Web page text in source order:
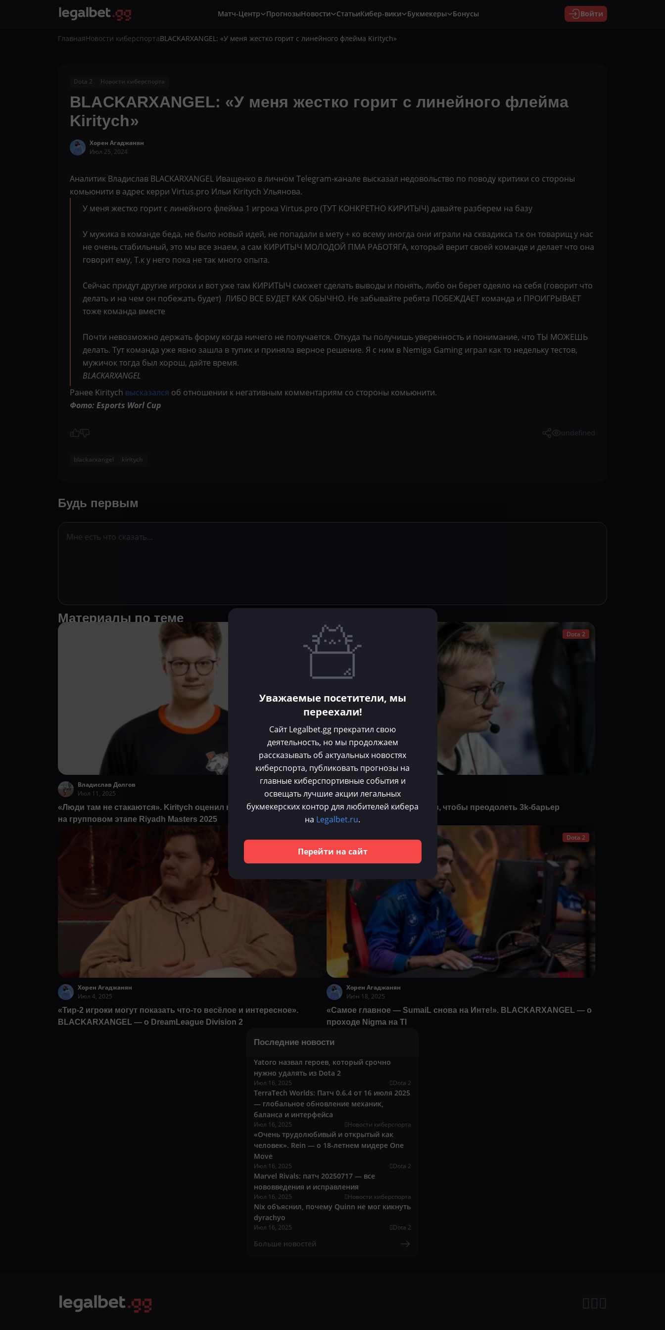
Матч-Центр ПрогнозыНовости СтатьиКибер-вики Букмекеры Бонусы Войти
ГлавнаяНовости киберспортаBLACKARXANGEL: «У меня жестко горит с линейного флейма Kiritych»
Dota 2 Новости киберспорта
BLACKARXANGEL: «У меня жестко горит с линейного флейма
Kiritych»
Хорен Агаджанян
Июл 25, 2024
Аналитик Владислав BLACKARXANGEL Иващенко в личном Telegram-канале высказал недовольство по поводу критики со стороны
комьюнити в адрес керри Virtus.pro Ильи Kiritych Ульянова.
У меня жестко горит с линейного флейма 1 игрока Virtus.pro (ТУТ КОНКРЕТНО КИРИТЫЧ) давайте разберем на базу
У мужика в команде беда, не было новый идей, не попадали в мету + ко всему иногда они играли на сквадикса т.к он товарищ у нас
не очень стабильный, это мы все знаем, а сам КИРИТЫЧ МОЛОДОЙ ПМА РАБОТЯГА, который верит своей команде и делает что она
говорит ему, Т.к у него пока не так много опыта.
Сейчас придут другие игроки и вот уже там КИРИТЫЧ сможет сделать выводы и понять, либо он берет одеяло на себя (говорит что
делать и на чем он побежать будет) ЛИБО ВСЕ БУДЕТ КАК ОБЫЧНО. Не забывайте ребята ПОБЕЖДАЕТ команда и ПРОИГРЫВАЕТ
тоже команда вместе
Почти невозможно держать форму когда ничего не получается. Откуда ты получишь уверенность и понимание, что ТЫ МОЖЕШЬ
делать. Тут команда уже явно зашла в тупик и приняла верное решение. Я с ним в Nemiga Gaming играл как то недельку тестов,
мужичок тогда был хорош, дайте время.
BLACKARXANGEL
Ранее Kiritych высказался об отношении к негативным комментариям со стороны комьюнити.
Фото: Esports Worl Cup
undefined
blackarxangel kiritych
Будь первым
Материалы по теме
Dota 2
Владислав Долгов
Июл 11, 2025
«Люди там не стакаются». Kiritych оценил выступление Virtus.pro
на групповом этапе Riyadh Masters 2025
Dota 2
Хорен Агаджанян
Июл 9, 2025
Kiritych посоветовал героев, чтобы преодолеть 3k-барьер
Хорен Агаджанян
Июл 4, 2025
«Тир-2 игроки могут показать что-то весёлое и интересное».
BLACKARXANGEL — о DreamLeague Division 2
Dota 2
Хорен Агаджанян
Июн 18, 2025
«Самое главное — SumaiL снова на Инте!». BLACKARXANGEL — о
проходе Nigma на TI
Последние новости
Yatoro назвал героев, который срочно
нужно удалять из Dota 2
Июл 16, 2025 Dota 2
TerraTech Worlds: Патч 0.6.4 от 16 июля 2025
— глобальное обновление механик,
баланса и интерфейса
Июл 16, 2025 Новости киберспорта
«Очень трудолюбивый и открытый как
человек». Rein — о 18-летнем мидере One
Move
Июл 16, 2025 Dota 2
Marvel Rivals: патч 20250717 — все
нововведения и исправления
Июл 16, 2025 Новости киберспорта
Nix объяснил, почему Quinn не мог кикнуть
dyrachyo
Июл 16, 2025 Dota 2
Больше новостей
Уважаемые посетители, мы
переехали!
Сайт Legalbet.gg прекратил свою
деятельность, но мы продолжаем
рассказывать об актуальных новостях
киберспорта, публиковать прогнозы на
главные киберспортивные события и
освещать лучшие акции легальных
букмекерских контор для любителей кибера
на Legalbet.ru.
Перейти на сайт